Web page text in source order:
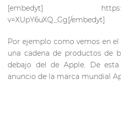
[embedyt] https://
v=XUpY6uXQ_Gg[/embedyt]
Por ejemplo como vemos en
una cadena de productos de
debajo del de Apple. De
anuncio de la marca mundial